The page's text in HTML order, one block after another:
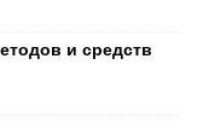
и средств